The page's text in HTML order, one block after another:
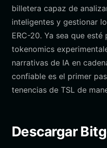
billetera capaz de
inteligentes y gestionar
ERC-20. Ya sea que
tokenomics
narrativas de IA en
confiable es el primer
tenencias de TSL de
Descargar